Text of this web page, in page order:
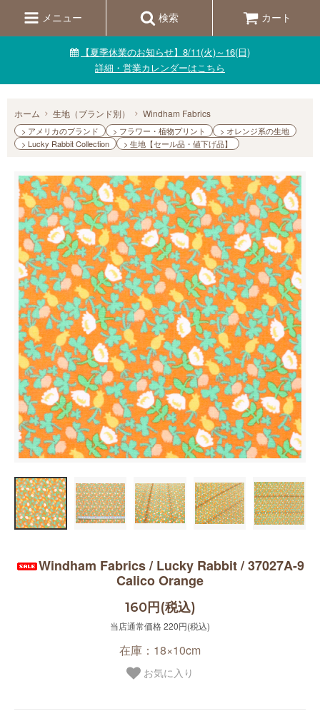
メニュー 検索 カート
【夏季休業のお知らせ】8/11(火)～16(日)
詳細・営業カレンダーはこちら
ホーム 生地（ブランド別） Windham Fabrics
> アメリカのブランド > フラワー・植物プリント
> オレンジ系の生地
> Lucky Rabbit Collection
> 生地【セール品・値下げ品】
Windham Fabrics / Lucky Rabbit / 37027A-9
Calico Orange
160円(税込)
当店通常価格 220円(税込)
在庫：18×10cm
お気に入り